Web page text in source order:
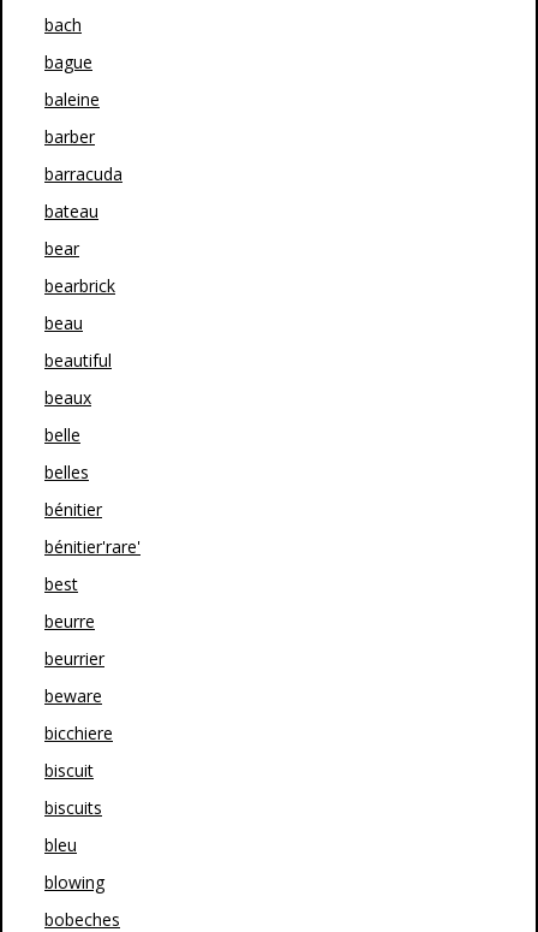
bach
bague
baleine
barber
barracuda
bateau
bear
bearbrick
beau
beautiful
beaux
belle
belles
bénitier
bénitier'rare'
best
beurre
beurrier
beware
bicchiere
biscuit
biscuits
bleu
blowing
bobeches